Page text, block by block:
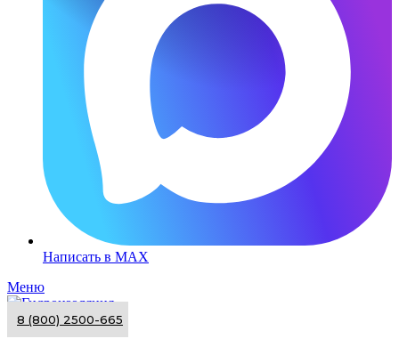
Написать в MAX
Меню
8 (800) 2500-665